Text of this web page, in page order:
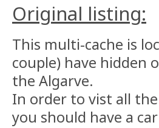
Original listing:
This multi-cache is
couple) have hidden
the Algarve.
In order to vist all
you should have a